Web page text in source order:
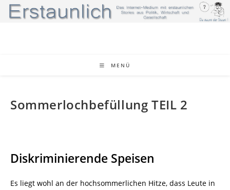
Zum
Inhalt
MENÜ
Sommerlochbefüllung TEIL 2
Diskriminierende Speisen
Es liegt wohl an der hochsommerlichen Hitze, dass Leute in